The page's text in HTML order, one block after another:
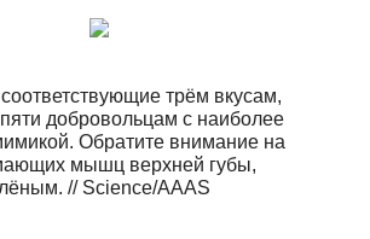
трём вкусам,
добровольцам с наиболее
Обратите внимание на
мышц верхней губы,
// Science/AAAS